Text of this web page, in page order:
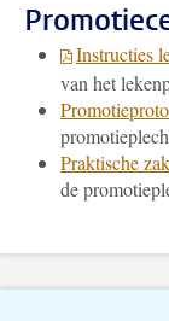
Instructies
van het
Praktische
de